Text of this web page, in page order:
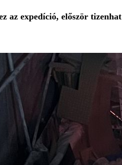
az expedíció, először